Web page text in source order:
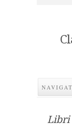
Libri